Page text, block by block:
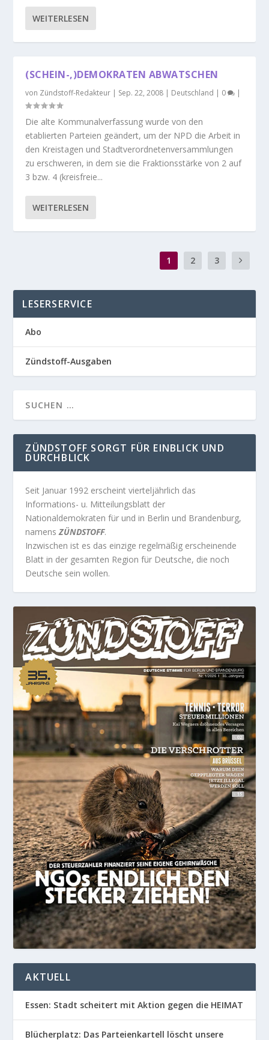
WEITERLESEN
(SCHEIN-,)DEMOKRATEN ABWATSCHEN
von Zündstoff-Redakteur | Sep. 22, 2008 | Deutschland | 0 |
Die alte Kommunalverfassung wurde von den
etablierten Parteien geändert, um der NPD die Arbeit in
den Kreistagen und Stadtverordnetenversammlungen
zu erschweren, in dem sie die Fraktionsstärke von 2 auf
3 bzw. 4 (kreisfreie...
WEITERLESEN
1 2 3
LESERSERVICE
Abo
Zündstoff-Ausgaben
ZÜNDSTOFF SORGT FÜR EINBLICK UND
DURCHBLICK
Seit Januar 1992 erscheint vierteljährlich das
Informations- u. Mitteilungsblatt der
Nationaldemokraten für und in Berlin und Brandenburg,
namensZÜNDSTOFF.
Inzwischen ist es das einzige regelmäßig erscheinende
Blatt in der gesamten Region für Deutsche, die noch
Deutsche sein wollen.
AKTUELL
Essen: Stadt scheitert mit Aktion gegen die HEIMAT
Blücherplatz: Das Parteienkartell löscht unsere